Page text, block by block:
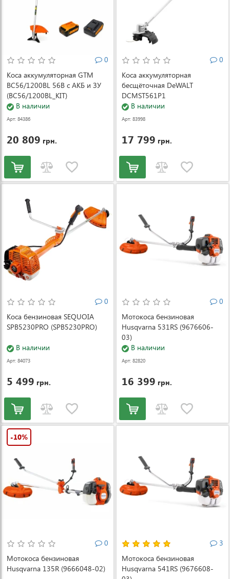
0
Коса аккумуляторная GTM
BC56/1200BL 56В с АКБ и ЗУ
(BC56/1200BL_KIT)
В наличии
Арт: 84386
20 809 грн.
0
Коса аккумуляторная
бесщёточная DeWALT
DCMST561P1
В наличии
Арт: 83998
17 799 грн.
0
Коса бензиновая SEQUOIA
SPB5230PRO (SPB5230PRO)
В наличии
Арт: 84073
5 499 грн.
0
Мотокоса бензиновая
Husqvarna 531RS (9676606-
03)
В наличии
Арт: 82820
16 399 грн.
-10%
0
Мотокоса бензиновая
Husqvarna 135R (9666048-02)
3
Мотокоса бензиновая
Husqvarna 541RS (9676608-